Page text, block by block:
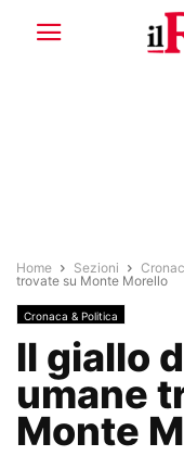
Home Sezioni
trovate su Monte Morello
Cronaca & Politica
Il giallo
umane
Monte